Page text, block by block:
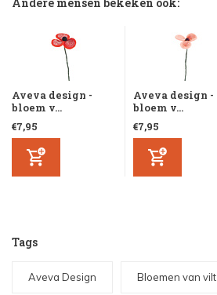
Andere mensen bekeken ook:
Aveva design -
bloem v...
€7,95
Aveva design -
bloem v...
€7,95
Tags
Aveva Design Bloemen van vilt